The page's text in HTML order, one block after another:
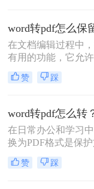
上word文档转pdf怎
绍两种将Word文档
法。
在文档编辑过程中
有用的功能，它允
接添加注释、提醒
将Word文档转换为
一个令人头疼的问
承载着重要的信息
怎么保留批注呢？
决方案。
赞 踩
在日常办公和学习
换为PDF格式是保
篡改的重要需求。那
转呢？本文将介绍
赞 踩